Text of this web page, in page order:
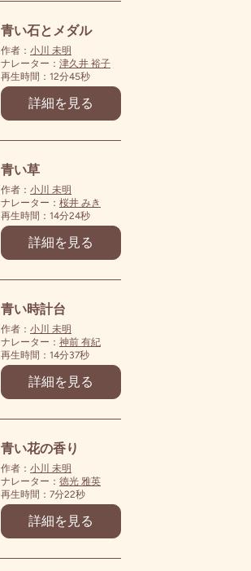
青い石とメダル
作者： 小川 未明
ナレーター： 津久井 裕子
再生時間：12分45秒
詳細を見る
青い草
作者： 小川 未明
ナレーター： 桜井 みき
再生時間：14分24秒
詳細を見る
青い時計台
作者： 小川 未明
ナレーター： 神前 有紀
再生時間：14分37秒
詳細を見る
青い花の香り
作者： 小川 未明
ナレーター： 徳光 雅英
再生時間：7分22秒
詳細を見る